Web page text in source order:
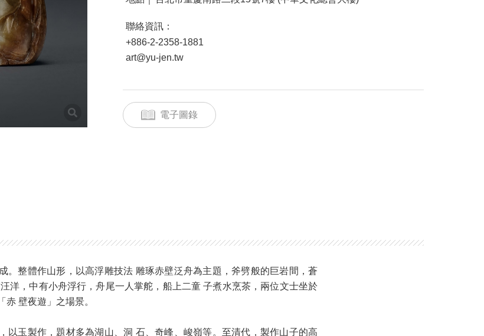
聯絡資訊：
+886-2-2358-1881
art@yu-jen.tw
電子圖錄
。整體作山形，以高浮雕技法 雕琢赤壁泛舟為主題，斧劈般的巨岩間，蒼
洋，中有小舟浮行，舟尾一人掌舵，船上二童 子煮水烹茶，兩位文士坐於
壁夜遊」之場景。
以玉製作，題材多為湖山、洞 石、奇峰、峻嶺等。至清代，製作山子的高